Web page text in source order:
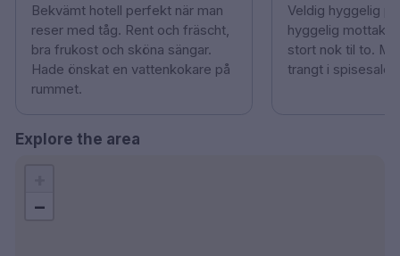
Bekvämt hotell perfekt när man
reser med tåg. Rent och fräscht,
bra frukost och sköna sängar.
Hade önskat en vattenkokare på
rummet.
Veldig hyggelig
hyggelig
stort nok til to.
trangt i
Explore the area
−